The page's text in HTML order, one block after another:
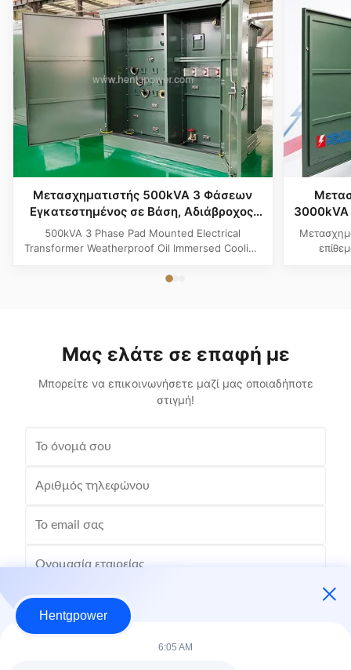
Μετασχηματιστής 500kVA 3 Φάσεων
Εγκατεστημένος σε Βάση, Αδιάβροχος,
Ψύξη με Εμβάπτιση σε Λάδι
500kVA 3 Phase Pad Mounted Electrical
Transformer Weatherproof Oil Immersed Cooling
Distribution transformer, power transformer, Oil-
3000kVA
σε
Μας ελάτε σε επαφή με
Μπορείτε να επικοινωνήσετε μαζί μας οποιαδήποτε
στιγμή!
Hentgpower
6:05 AM